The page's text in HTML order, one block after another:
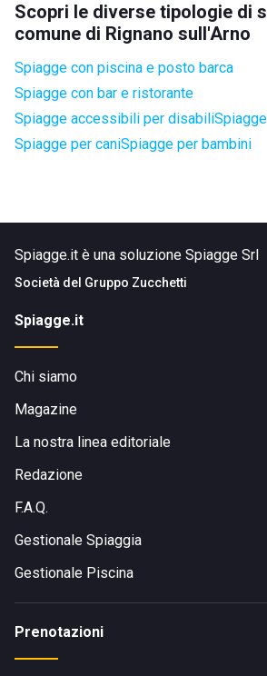
Scopri le diverse tipologie di
comune di Rignano sull'Arno
Spiagge con piscina e posto barca
Spiagge con bar e ristorante
Spiagge accessibili per disabili
Spiagge per caniSpiagge per bambini
Spiagge.it è una soluzione Spiagge Srl
Società del Gruppo Zucchetti
Spiagge.it
Chi siamo
Magazine
La nostra linea editoriale
Redazione
F.A.Q.
Gestionale Spiaggia
Gestionale Piscina
Prenotazioni